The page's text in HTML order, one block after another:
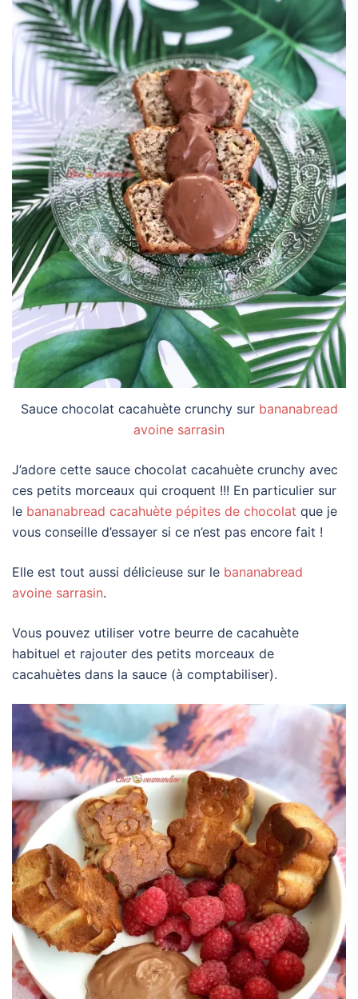
Sauce chocolat cacahuète crunchy sur bananabread
avoine sarrasin
J’adore cette sauce chocolat cacahuète crunchy avec
ces petits morceaux qui croquent !!! En particulier sur
le bananabread cacahuète pépites de chocolat que je
vous conseille d’essayer si ce n’est pas encore fait !
Elle est tout aussi délicieuse sur le bananabread
avoine sarrasin.
Vous pouvez utiliser votre beurre de cacahuète
habituel et rajouter des petits morceaux de
cacahuètes dans la sauce (à comptabiliser).